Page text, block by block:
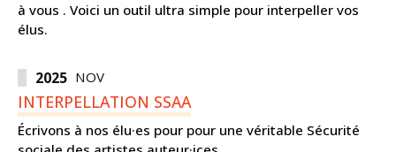
à vous . Voici un outil ultra simple pour interpeller vos
élus.
NOV
2025
INTERPELLATION SSAA
Écrivons à nos élu·es pour pour une véritable Sécurité